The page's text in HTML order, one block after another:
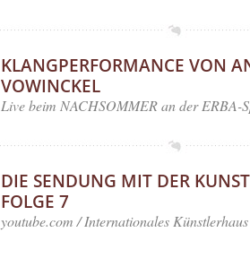
KLANGPERFORMANCE VON
VOWINCKEL
Live beim NACHSOMMER an der ERBA-
DIE SENDUNG MIT DER
FOLGE 7
youtube.com / Internationales